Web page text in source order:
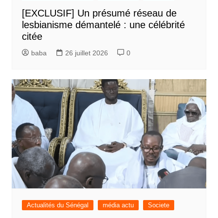
[EXCLUSIF] Un présumé réseau de
lesbianisme démantelé : une célébrité
citée
baba 26 juillet 2026 0
Actualités du Sénégal média actu Societe